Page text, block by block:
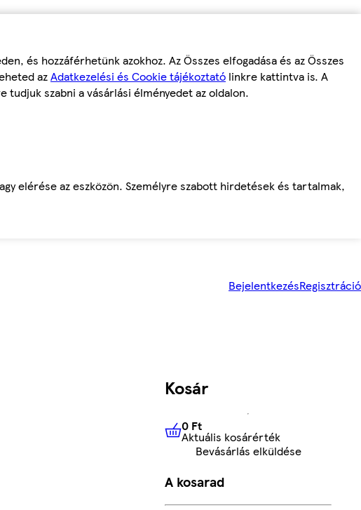
és hozzáférhetünk azokhoz. Az Összes elfogadása és az Összes
azAdatkezelési és Cookie tájékoztató linkre kattintva is. A
szabni a vásárlási élményedet az oldalon.
elérése az eszközön. Személyre szabott hirdetések és tartalmak,
BejelentkezésRegisztráció
Kosár
0 FtAktuális kosárérték
0 Ft
Aktuális kosárérték
Bevásárlás elküldése
A kosarad